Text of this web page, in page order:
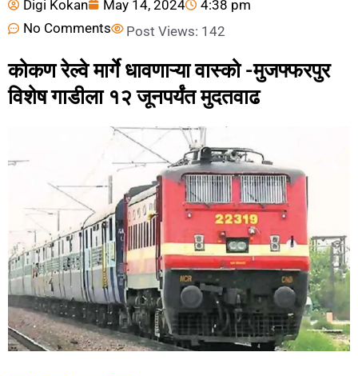
Digi Kokan May 14, 2024
4:38 pm
No Comments
Post Views: 142
कोकण रेल्वे मार्गे धावणाऱ्या वास्को -मुजफ्फरपुर
विशेष गाडीला १२ जूनपर्यंत मुदतवाढ